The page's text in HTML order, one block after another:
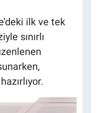
ilk ve tek
sınırlı